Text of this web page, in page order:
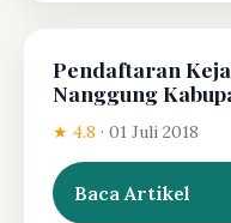
Pendaftaran
Nanggung
★ 4.8 · 01 Juli 2018
Baca Artikel